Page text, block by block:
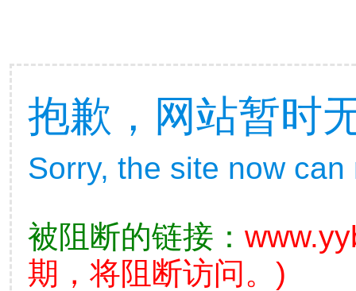
抱歉，网站暂时
Sorry, the site now
被阻断的链接：
期，将阻断访问。)